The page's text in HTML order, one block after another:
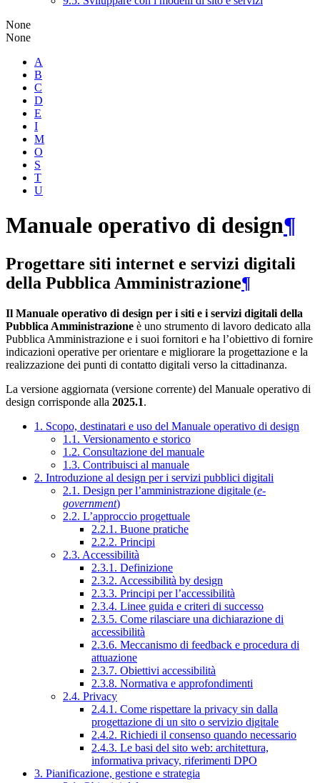
None
None
A
B
C
D
E
I
M
O
S
T
U
Manuale operativo di design¶
Progettare siti internet e servizi digitali
della Pubblica Amministrazione¶
Il Manuale operativo di design per i siti e i servizi digitali della
Pubblica Amministrazione è uno strumento di lavoro dedicato alla
Pubblica Amministrazione e i suoi fornitori e ha l’obiettivo di fornire
indicazioni operative per orientare e migliorare la progettazione e la
realizzazione dei punti di contatto digitali verso la cittadinanza.
La versione aggiornata (versione corrente) del Manuale operativo di
design corrisponde alla 2025.1.
1. Scopo, destinatari e uso del Manuale operativo di design
1.1. Versionamento e storico
1.2. Consultazione del manuale
1.3. Contribuisci al manuale
2. Introduzione al design per i servizi pubblici digitali
2.1. Design per l’amministrazione digitale (e-
government)
2.2. L’approccio progettuale
2.2.1. Buone pratiche
2.2.2. Principi
2.3. Accessibilità
2.3.1. Definizione
2.3.2. Accessibilità by design
2.3.3. Principi per l’accessibilità
2.3.4. Linee guida e criteri di successo
2.3.5. Come rilasciare una dichiarazione di
accessibilità
2.3.6. Meccanismo di feedback e procedura di
attuazione
2.3.7. Obiettivi accessibilità
2.3.8. Normativa e approfondimenti
2.4. Privacy
2.4.1. Come rispettare la privacy sin dalla
progettazione di un sito o servizio digitale
2.4.2. Richiedi il consenso quando necessario
2.4.3. Le basi del sito web: architettura,
informativa privacy, riferimenti DPO
3. Pianificazione, gestione e strategia